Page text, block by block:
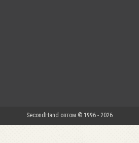
SecondHand оптом © 1996 - 2026